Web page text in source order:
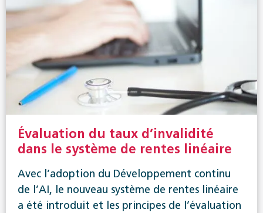
Évaluation du taux d’invalidité
dans le système de rentes linéaire
Avec l’adoption du Développement continu
de l’AI, le nouveau système de rentes linéaire
a été introduit et les principes de l’évaluation